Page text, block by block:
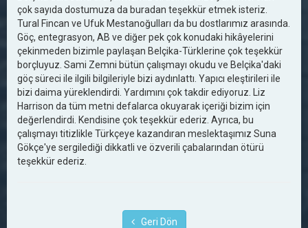
çok sayıda dostumuza da buradan teşekkür etmek isteriz.
Tural Fincan ve Ufuk Mestanoğulları da bu dostlarımız arasında.
Göç, entegrasyon, AB ve diğer pek çok konudaki hikâyelerini
çekinmeden bizimle paylaşan Belçika-Türklerine çok teşekkür
borçluyuz. Sami Zemni bütün çalışmayı okudu ve Belçika'daki
göç süreci ile ilgili bilgileriyle bizi aydınlattı. Yapıcı eleştirileri ile
bizi daima yüreklendirdi. Yardımını çok takdir ediyoruz. Liz
Harrison da tüm metni defalarca okuyarak içeriği bizim için
değerlendirdi. Kendisine çok teşekkür ederiz. Ayrıca, bu
çalışmayı titizlikle Türkçeye kazandıran meslektaşımız Suna
Gökçe'ye sergilediği dikkatli ve özverili çabalarından ötürü
teşekkür ederiz.
Geri Dön